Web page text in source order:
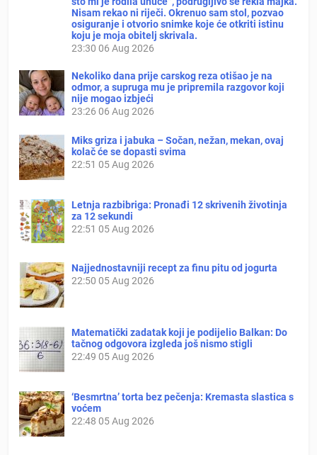
Nisam rekao ni riječi. Okrenuo sam stol, pozvao
osiguranje i otvorio snimke koje će otkriti istinu
koju je moja obitelj skrivala.
23:30 06 Aug 2026
Nekoliko dana prije carskog reza otišao je na
odmor, a supruga mu je pripremila razgovor koji
nije mogao izbjeći
23:26 06 Aug 2026
Miks griza i jabuka – Sočan, nežan, mekan, ovaj
kolač će se dopasti svima
22:51 05 Aug 2026
Letnja razbibriga: Pronađi 12 skrivenih životinja
za 12 sekundi
22:51 05 Aug 2026
Najjednostavniji recept za finu pitu od jogurta
22:50 05 Aug 2026
Matematički zadatak koji je podijelio Balkan: Do
tačnog odgovora izgleda još nismo stigli
22:49 05 Aug 2026
‘Besmrtna’ torta bez pečenja: Kremasta slastica s
voćem
22:48 05 Aug 2026